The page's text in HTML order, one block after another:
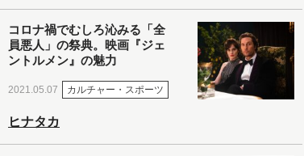
コロナ禍でむしろ沁みる「全
員悪人」の祭典。映画『ジェ
ントルメン』の魅力
2021.05.07 カルチャー・スポーツ
ヒナタカ